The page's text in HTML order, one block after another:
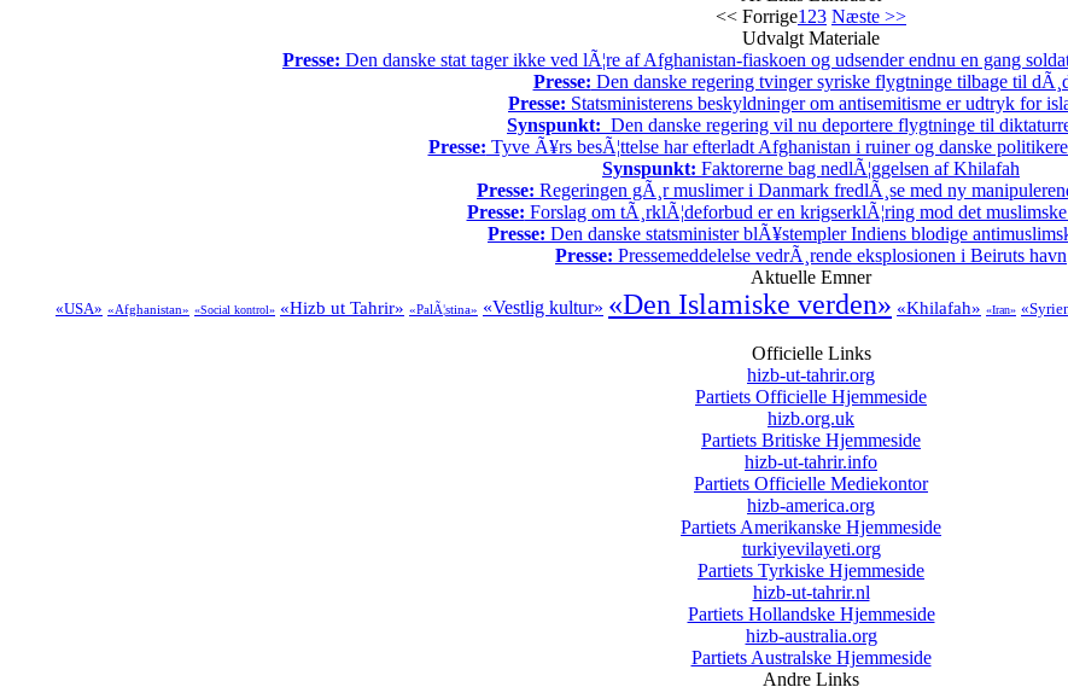
<< Forrige1 23 Næste >>
Udvalgt Materiale
Presse: Den danske stat tager ikke ved lÃ¦re af Afghanistan-fiaskoen og udsender endnu en gang
Presse: Den danske regering tvinger syriske flygtninge tilbage til
Presse: Statsministerens beskyldninger om antisemitisme er udtryk for
Synspunkt: Den danske regering vil nu deportere flygtninge til
Presse: Tyve Ã¥rs besÃ¦ttelse har efterladt Afghanistan i ruiner og danske
Synspunkt: Faktorerne bag nedlÃ¦ggelsen af Khilafah
Presse: Regeringen gÃ¸r muslimer i Danmark fredlÃ¸se med ny
Presse: Forslag om tÃ¸rklÃ¦deforbud er en krigserklÃ¦ring mod det
Presse: Den danske statsminister blÃ¥stempler Indiens blodige
Presse: Pressemeddelelse vedrÃ¸rende eksplosionen i Beiruts havn
Aktuelle Emner
«USA» «Afghanistan» «Social kontrol» «Hizb ut Tahrir» «PalÃ¦stina» «Vestlig kultur» «Den Islamiske verden» «Khilafah» «Iran»
Officielle Links
hizb-ut-tahrir.org
Partiets Officielle Hjemmeside
hizb.org.uk
Partiets Britiske Hjemmeside
hizb-ut-tahrir.info
Partiets Officielle Mediekontor
hizb-america.org
Partiets Amerikanske Hjemmeside
turkiyevilayeti.org
Partiets Tyrkiske Hjemmeside
hizb-ut-tahrir.nl
Partiets Hollandske Hjemmeside
hizb-australia.org
Partiets Australske Hjemmeside
Andre Links